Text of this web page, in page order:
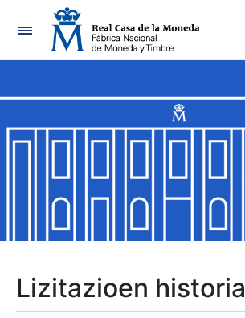
Nabigazioa
Erakutsi/Ezkutatu
Erakutsi/Ezkutatu
Erakutsi/Ezkutatu
Lizitazioen historia